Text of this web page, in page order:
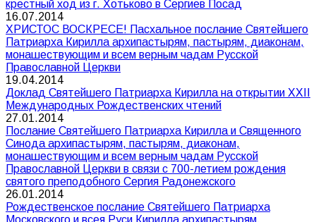
крестный ход из г. Хотьково в Сергиев Посад
16.07.2014
ХРИСТОС ВОСКРЕСЕ! Пасхальное послание Святейшего
Патриарха Кирилла архипастырям, пастырям, диаконам,
монашествующим и всем верным чадам Русской
Православной Церкви
19.04.2014
Доклад Святейшего Патриарха Кирилла на открытии XXII
Международных Рождественских чтений
27.01.2014
Послание Святейшего Патриарха Кирилла и Священного
Синода архипастырям, пастырям, диаконам,
монашествующим и всем верным чадам Русской
Православной Церкви в связи с 700-летием рождения
святого преподобного Сергия Радонежского
26.01.2014
Рождественское послание Святейшего Патриарха
Московского и всея Руси Кирилла архипастырям,